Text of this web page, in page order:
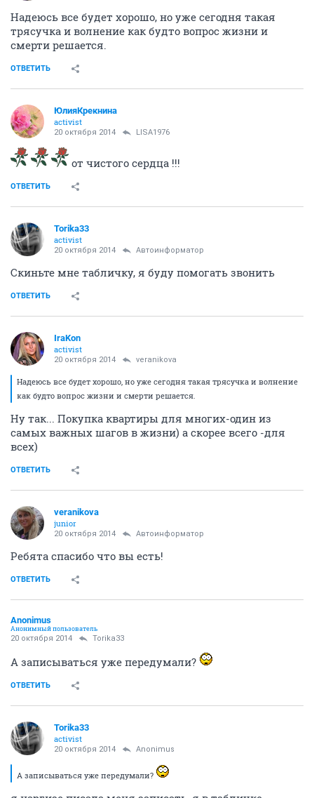
Надеюсь все будет хорошо, но уже сегодня такая
трясучка и волнение как будто вопрос жизни и
смерти решается.
ОТВЕТИТЬ
ЮлияКрекнина
activist
20 октября 2014 LISA1976
от чистого сердца !!!
ОТВЕТИТЬ
Torika33
activist
20 октября 2014 Автоинформатор
Скиньте мне табличку, я буду помогать звонить
ОТВЕТИТЬ
IraKon
activist
20 октября 2014 veranikova
Надеюсь все будет хорошо, но уже сегодня такая трясучка и волнение
как будто вопрос жизни и смерти решается.
Ну так... Покупка квартиры для многих-один из
самых важных шагов в жизни) а скорее всего -для
всех)
ОТВЕТИТЬ
veranikova
junior
20 октября 2014 Автоинформатор
Ребята спасибо что вы есть!
ОТВЕТИТЬ
Anоnimus
Анонимный пользователь
20 октября 2014 Torika33
А записываться уже передумали?
ОТВЕТИТЬ
Torika33
activist
20 октября 2014 Anоnimus
А записываться уже передумали?